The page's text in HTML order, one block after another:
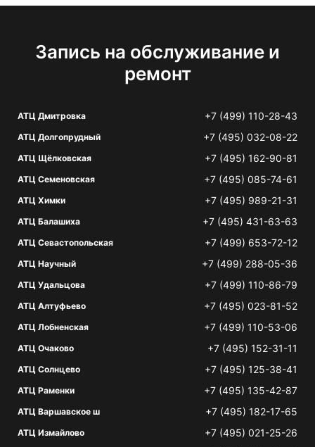
Запись на обслуживание и
ремонт
АТЦ Дмитровка +7 (499) 110-28-43
АТЦ Долгопрудный +7 (495) 032-08-22
АТЦ Щёлковская +7 (495) 162-90-81
АТЦ Семеновская +7 (495) 085-74-61
АТЦ Химки +7 (495) 989-21-31
АТЦ Балашиха +7 (495) 431-63-63
АТЦ Севастопольская +7 (499) 653-72-12
АТЦ Научный +7 (499) 288-05-36
АТЦ Удальцова +7 (499) 110-86-79
АТЦ Алтуфьево +7 (495) 023-81-52
АТЦ Лобненская +7 (499) 110-53-06
АТЦ Очаково +7 (495) 152-31-11
АТЦ Солнцево +7 (495) 125-38-41
АТЦ Раменки +7 (495) 135-42-87
АТЦ Варшавское ш +7 (495) 182-17-65
АТЦ Измайлово +7 (495) 021-25-26